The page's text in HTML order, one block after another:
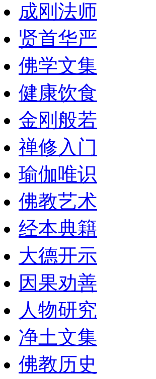
成刚法师
贤首华严
佛学文集
健康饮食
金刚般若
禅修入门
瑜伽唯识
佛教艺术
经本典籍
大德开示
因果劝善
人物研究
净土文集
佛教历史